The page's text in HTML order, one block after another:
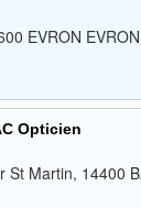
EVRON EVRON
Opticien
Martin, 14400